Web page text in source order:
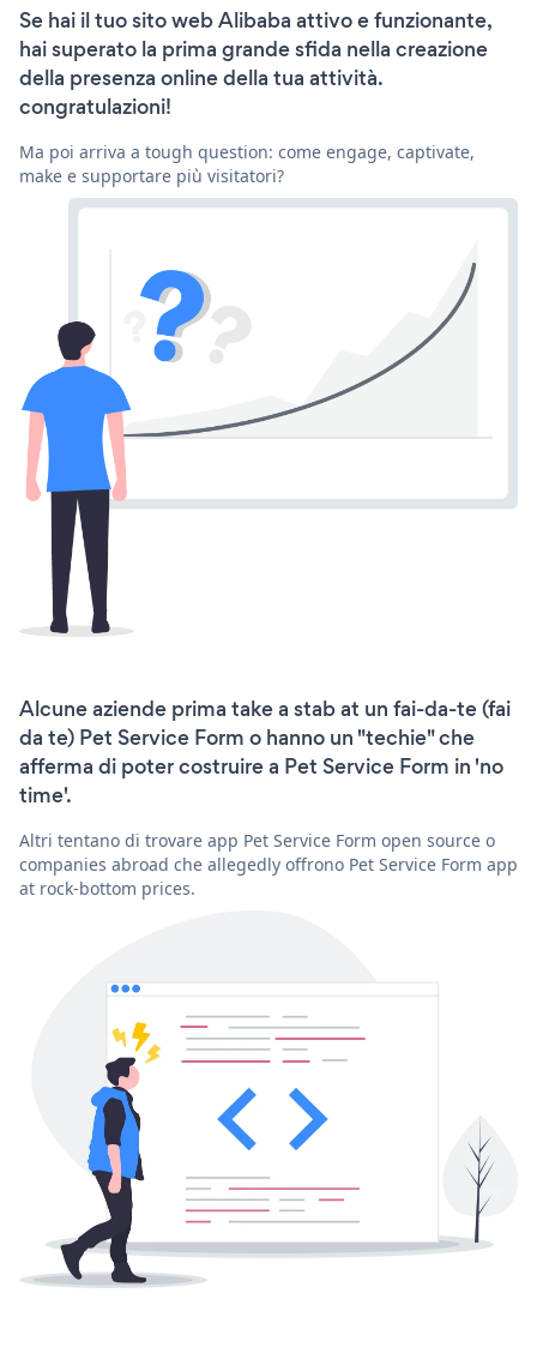
Se hai il tuo sito web Alibaba attivo e funzionante,
hai superato la prima grande sfida nella creazione
della presenza online della tua attività.
congratulazioni!
Ma poi arriva a tough question: come engage, captivate,
make e supportare più visitatori?
Alcune aziende prima take a stab at un fai-da-te (fai
da te) Pet Service Form o hanno un "techie" che
afferma di poter costruire a Pet Service Form in 'no
time'.
Altri tentano di trovare app Pet Service Form open source o
companies abroad che allegedly offrono Pet Service Form app
at rock-bottom prices.